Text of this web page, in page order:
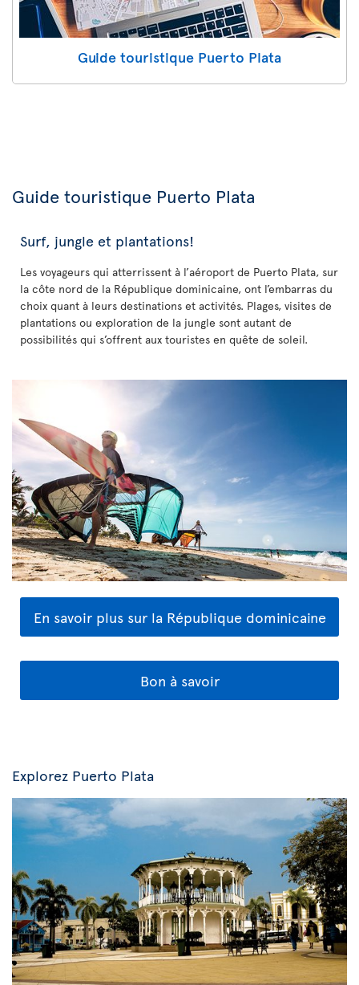
Guide touristique Puerto Plata
Guide touristique Puerto Plata
Surf, jungle et plantations!
Les voyageurs qui atterrissent à l’aéroport de Puerto Plata, sur
la côte nord de la République dominicaine, ont l’embarras du
choix quant à leurs destinations et activités. Plages, visites de
plantations ou exploration de la jungle sont autant de
possibilités qui s’offrent aux touristes en quête de soleil.
En savoir plus sur la République dominicaine
Bon à savoir
Explorez Puerto Plata